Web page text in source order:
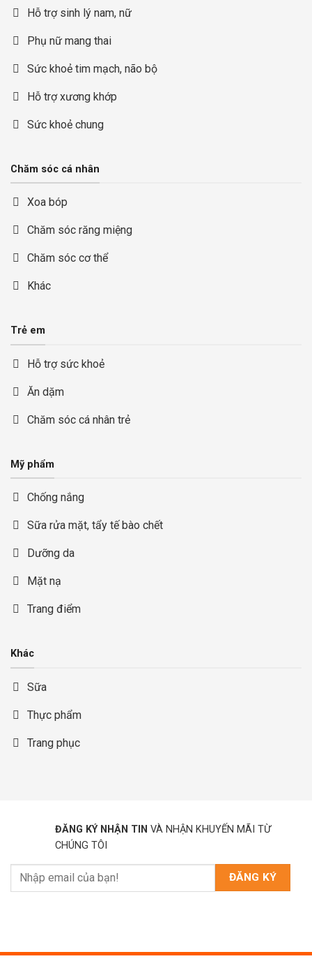
Hỗ trợ sinh lý nam, nữ
Phụ nữ mang thai
Sức khoẻ tim mạch, não bộ
Hỗ trợ xương khớp
Sức khoẻ chung
Chăm sóc cá nhân
Xoa bóp
Chăm sóc răng miệng
Chăm sóc cơ thể
Khác
Trẻ em
Hỗ trợ sức khoẻ
Ăn dặm
Chăm sóc cá nhân trẻ
Mỹ phẩm
Chống nắng
Sữa rửa mặt, tẩy tế bào chết
Dưỡng da
Mặt nạ
Trang điểm
Khác
Sữa
Thực phẩm
Trang phục
ĐĂNG KÝ NHẬN TIN VÀ NHẬN KHUYẾN MÃI TỪ
CHÚNG TÔI